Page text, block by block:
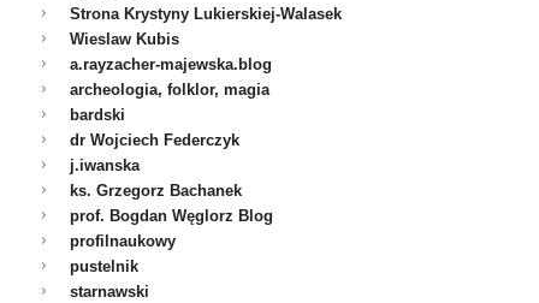
Strona Krystyny Lukierskiej-Walasek
Wieslaw Kubis
a.rayzacher-majewska.blog
archeologia, folklor, magia
bardski
dr Wojciech Federczyk
j.iwanska
ks. Grzegorz Bachanek
prof. Bogdan Węglorz Blog
profilnaukowy
pustelnik
starnawski